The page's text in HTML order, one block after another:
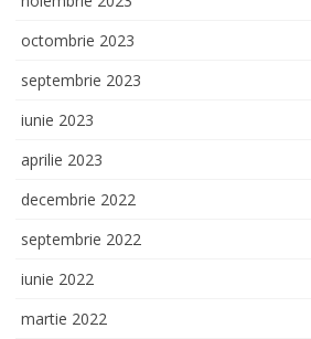
octombrie 2023
septembrie 2023
iunie 2023
aprilie 2023
decembrie 2022
septembrie 2022
iunie 2022
martie 2022